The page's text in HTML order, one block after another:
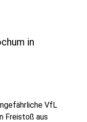
in
VfL
Freistoß aus